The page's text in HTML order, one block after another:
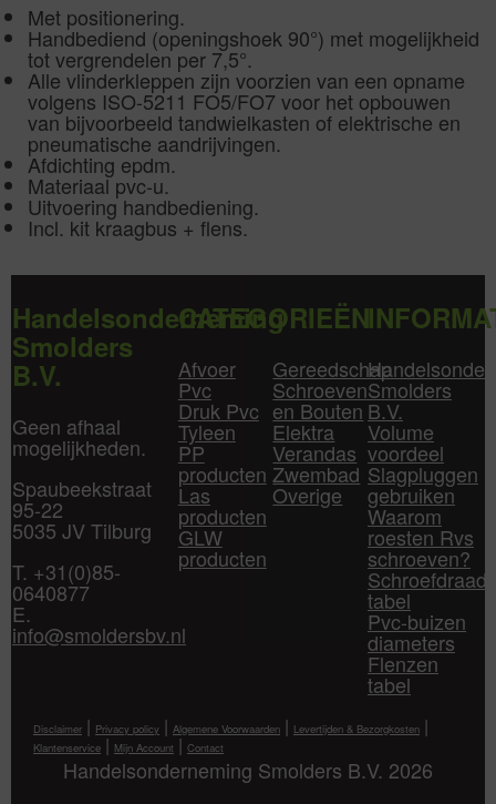
Met positionering.
Handbediend (openingshoek 90°) met mogelijkheid
tot vergrendelen per 7,5°.
Alle vlinderkleppen zijn voorzien van een opname
volgens ISO-5211 FO5/FO7 voor het opbouwen
van bijvoorbeeld tandwielkasten of elektrische en
pneumatische aandrijvingen.
Afdichting epdm.
Materiaal pvc-u.
Uitvoering handbediening.
Incl. kit kraagbus + flens.
Handelsonderneming
Smolders
B.V.
Geen afhaal
mogelijkheden.
Spaubeekstraat
95-22
5035 JV Tilburg
T. +31(0)85-
0640877
E.
info@smoldersbv.nl
CATEGORIEËN
Afvoer
Pvc
Druk Pvc
Tyleen
PP
producten
Las
producten
GLW
producten
Gereedschap
Schroeven
en Bouten
Elektra
Verandas
Zwembad
Overige
Smolders
B.V.
Volume
voordeel
Slagpluggen
gebruiken
Waarom
roesten Rvs
schroeven?
Schroefdraad
tabel
Pvc-buizen
diameters
Flenzen
tabel
Disclaimer | Privacy policy | Algemene Voorwaarden | Levertijden & Bezorgkosten |
Klantenservice | Mijn Account | Contact
Handelsonderneming Smolders B.V. 2026